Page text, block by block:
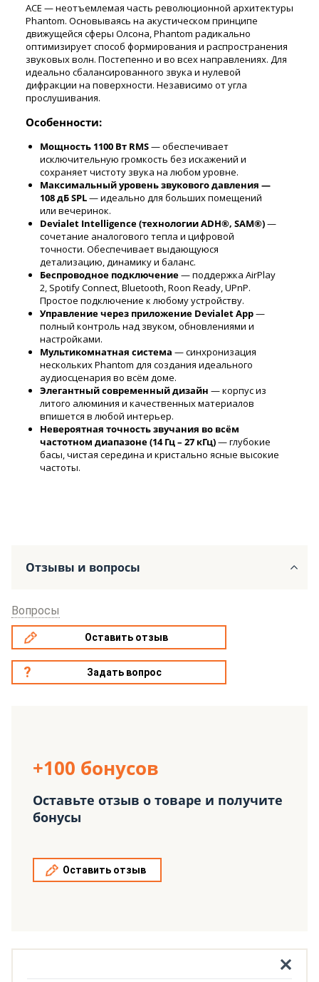
ACE — неотъемлемая часть революционной архитектуры
Phantom. Основываясь на акустическом принципе
движущейся сферы Олсона, Phantom радикально
оптимизирует способ формирования и распространения
звуковых волн. Постепенно и во всех направлениях. Для
идеально сбалансированного звука и нулевой
дифракции на поверхности. Независимо от угла
прослушивания.
Особенности:
Мощность 1100 Вт RMS— обеспечивает
исключительную громкость без искажений и
сохраняет чистоту звука на любом уровне.
Максимальный уровень звукового давления —
108 дБ SPL— идеально для больших помещений
или вечеринок.
Devialet Intelligence (технологии ADH®, SAM®)—
сочетание аналогового тепла и цифровой
точности. Обеспечивает выдающуюся
детализацию, динамику и баланс.
Беспроводное подключение— поддержка AirPlay
2, Spotify Connect, Bluetooth, Roon Ready, UPnP.
Простое подключение к любому устройству.
Управление через приложение Devialet App—
полный контроль над звуком, обновлениями и
настройками.
Мультикомнатная система — синхронизация
нескольких Phantom для создания идеального
аудиосценария во всём доме.
Элегантный современный дизайн — корпус из
литого алюминия и качественных материалов
впишется в любой интерьер.
Невероятная точность звучания во всём
частотном диапазоне (14 Гц – 27 кГц)— глубокие
басы, чистая середина и кристально ясные высокие
частоты.
Отзывы и вопросы
Вопросы
Оставить отзыв
Задать вопрос
+100 бонусов
Оставьте отзыв о товаре и получите
бонусы
Оставить отзыв